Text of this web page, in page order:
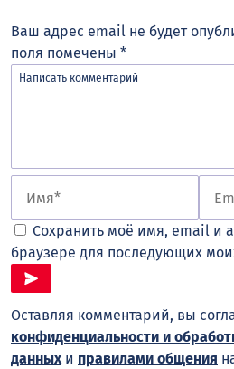
Ваш адрес email не будет
поля помечены *
Сохранить моё имя, email и
браузере для последующих
Оставляя комментарий, вы
конфиденциальности и
данныхи правилами общения